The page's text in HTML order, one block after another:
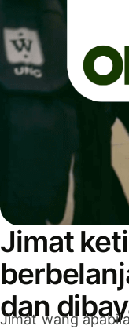
Jimat
dan
Jimat wang